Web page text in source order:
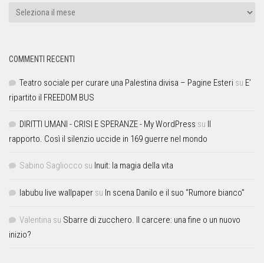
COMMENTI RECENTI
Teatro sociale per curare una Palestina divisa – Pagine Esteri su E’
ripartito il FREEDOM BUS
DIRITTI UMANI - CRISI E SPERANZE - My WordPress su Il
rapporto. Così il silenzio uccide in 169 guerre nel mondo
Sabino Sagliocco su Inuit: la magia della vita
labubu live wallpaper su In scena Danilo e il suo “Rumore bianco”
Valentina su Sbarre di zucchero. Il carcere: una fine o un nuovo
inizio?